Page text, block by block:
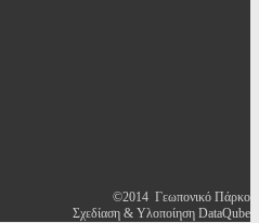
©2014 Γεωπονικό Πάρκο
Σχεδίαση & Υλοποίηση DataQube